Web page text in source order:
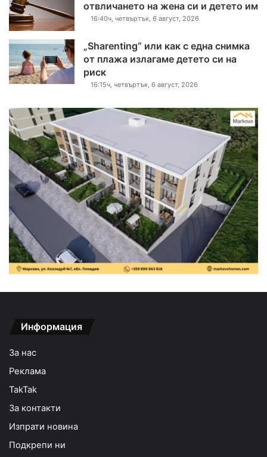
отвличането на жена си и детето им
16:40ч, четвъртък, 6 август, 2026
„Sharenting“ или как с една снимка
от плажа излагаме детето си на
риск
16:15ч, четвъртък, 6 август, 2026
Информация
За нас
Реклама
TakTak
За контакти
Изпрати новина
Подкрепи ни